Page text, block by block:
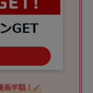
画半額！／